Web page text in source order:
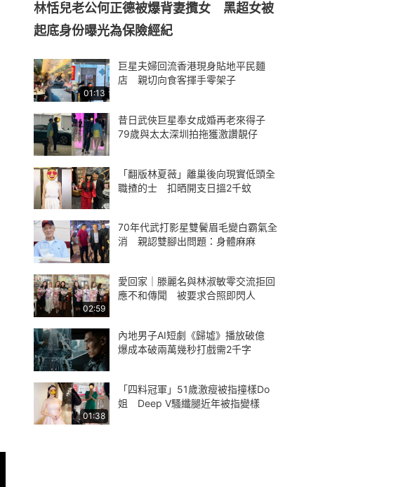
林恬兒老公何正德被爆背妻攬女 黑超女被
起底身份曝光為保險經紀
01:13
巨星夫婦回流香港現身貼地平民麵
店 親切向食客揮手零架子
昔日武俠巨星奉女成婚再老來得子
79歲與太太深圳拍拖獲激讚靚仔
「翻版林夏薇」離巢後向現實低頭全
職揸的士 扣晒開支日搵2千蚊
70年代武打影星雙鬢眉毛變白霸氣全
消 親認雙腳出問題：身體麻麻
02:59
愛回家｜滕麗名與林淑敏零交流拒回
應不和傳聞 被要求合照即閃人
內地男子AI短劇《歸墟》播放破億
爆成本破兩萬幾秒打戲需2千字
01:38
「四料冠軍」51歲激瘦被指撞樣Do
姐 Deep V騷纖腿近年被指變樣